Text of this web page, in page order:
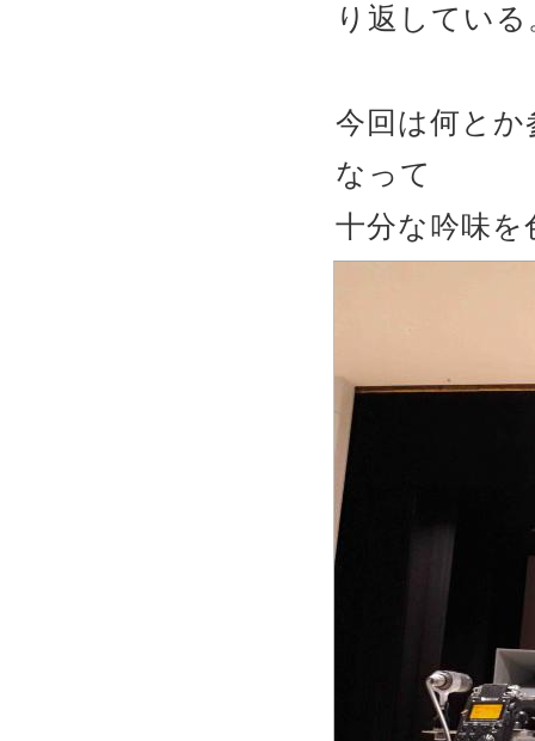
り返している
今回は何と
なって
十分な吟味